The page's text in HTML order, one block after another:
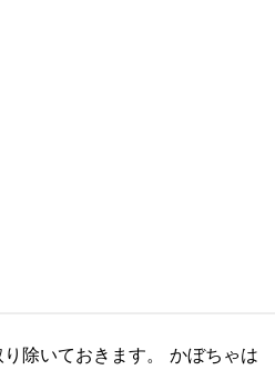
除いておきます。 かぼちゃは